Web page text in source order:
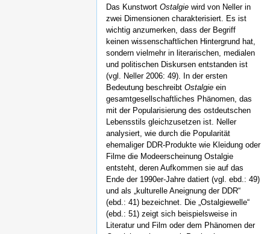
Das Kunstwort Ostalgie wird von Neller in
zwei Dimensionen charakterisiert. Es ist
wichtig anzumerken, dass der Begriff
keinen wissenschaftlichen Hintergrund hat,
sondern vielmehr in literarischen, medialen
und politischen Diskursen entstanden ist
(vgl. Neller 2006: 49). In der ersten
Bedeutung beschreibt Ostalgie ein
gesamtgesellschaftliches Phänomen, das
mit der Popularisierung des ostdeutschen
Lebensstils gleichzusetzen ist. Neller
analysiert, wie durch die Popularität
ehemaliger DDR-Produkte wie Kleidung oder
Filme die Modeerscheinung Ostalgie
entsteht, deren Aufkommen sie auf das
Ende der 1990er-Jahre datiert (vgl. ebd.: 49)
und als „kulturelle Aneignung der DDR“
(ebd.: 41) bezeichnet. Die „Ostalgiewelle“
(ebd.: 51) zeigt sich beispielsweise in
Literatur und Film oder dem Phänomen der